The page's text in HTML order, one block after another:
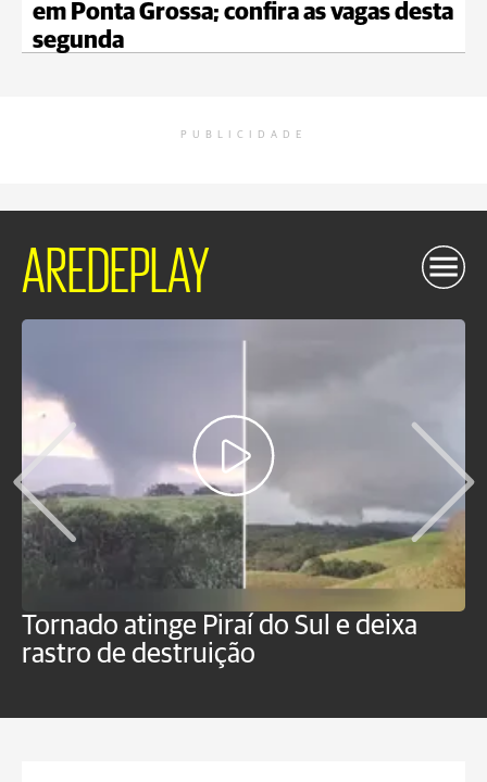
em Ponta Grossa; confira as vagas desta
segunda
PUBLICIDADE
AREDEPLAY
Tornado atinge Piraí do Sul e deixa
rastro de destruição